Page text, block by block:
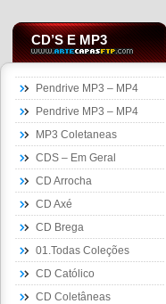
CD’S E MP3
Pendrive MP3 – MP4
Pendrive MP3 – MP4
MP3 Coletaneas
CDS – Em Geral
CD Arrocha
CD Axé
CD Brega
01.Todas Coleções
CD Católico
CD Coletâneas